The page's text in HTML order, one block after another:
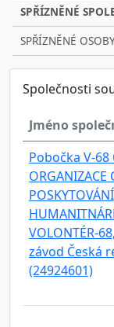
SPŘÍZNĚNÉ
SPŘÍZNĚNÉ
Společnosti
Jméno
Pobočka V-68
ORGANIZACE
POSKYTOVÁNÍ
VOLONTÉR-
závod Česká
(24924601)